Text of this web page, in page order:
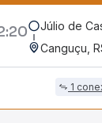
Júlio de
Canguçu,
1